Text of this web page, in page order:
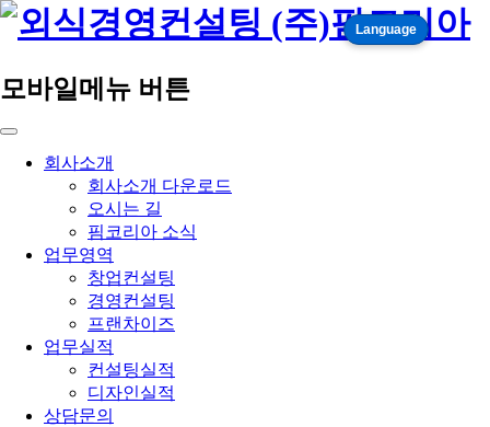
Language
모바일메뉴 버튼
회사소개
회사소개 다운로드
오시는 길
핌코리아 소식
업무영역
창업컨설팅
경영컨설팅
프랜차이즈
업무실적
컨설팅실적
디자인실적
상담문의